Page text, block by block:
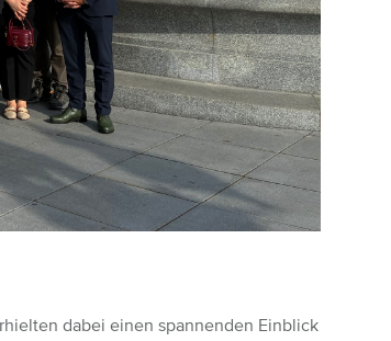
dabei einen spannenden Einblick